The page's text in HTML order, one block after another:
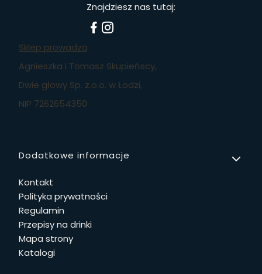
Znajdziesz nas tutaj:
Sklep prowadzą
Agnieszka i Tomasz Skupieńscy,
Dwie głowy Sp. z.o.o. w Łodzi,
NIP 7262654350
Linki w stopce
Dodatkowe informacje
Kontakt
Polityka prywatności
Regulamin
Przepisy na drinki
Mapa strony
Katalogi